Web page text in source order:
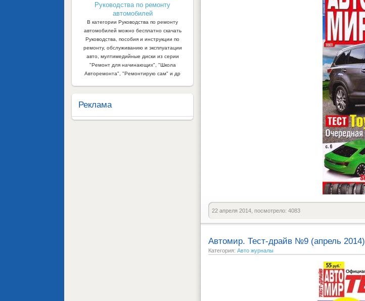
22 апреля 2014, посмотрело: 4083
Автомир. Тест-драйв №9 (апрель 2014)
Категория: Авто журналы
Руководства по ремонту
автомобилей
В категории Руководства по ремонту
автомобилей можно бесплатно скачать
Руководства, пособия и инструкции по
ремонту, обслуживанию и эксплуатации
авто, мултимедийные диски из серии
"Ремонт для начинающих", "Школа
Авторемонта", "Ремонтирую сам" и др
Реклама